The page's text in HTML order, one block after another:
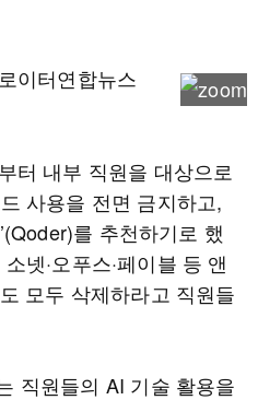
터 내부 직원을 대상으로
사용을 전면 금지하고,
를 추천하기로 했
넷·오푸스·페이블 등 앤
모두 삭제하라고 직원들
직원들의 AI 기술 활용을